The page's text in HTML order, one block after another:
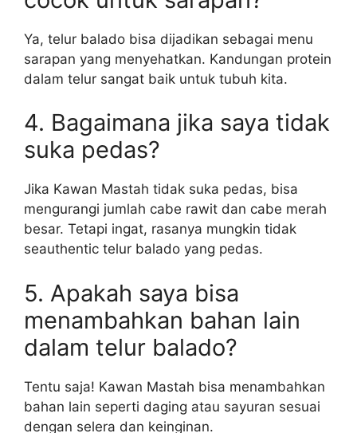
Ya, telur balado bisa dijadikan sebagai menu
sarapan yang menyehatkan. Kandungan protein
dalam telur sangat baik untuk tubuh kita.
4. Bagaimana jika saya tidak
suka pedas?
Jika Kawan Mastah tidak suka pedas, bisa
mengurangi jumlah cabe rawit dan cabe merah
besar. Tetapi ingat, rasanya mungkin tidak
seauthentic telur balado yang pedas.
5. Apakah saya bisa
menambahkan bahan lain
dalam telur balado?
Tentu saja! Kawan Mastah bisa menambahkan
bahan lain seperti daging atau sayuran sesuai
dengan selera dan keinginan.